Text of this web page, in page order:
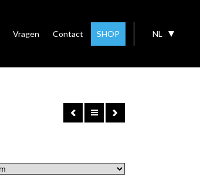
NL
Vragen Contact SHOP